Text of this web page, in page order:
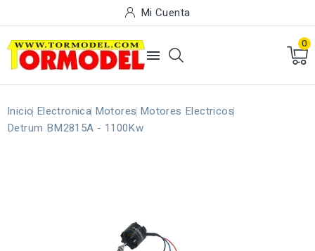
Mi Cuenta

0
Inicio Electronica Motores Motores Electricos
Detrum BM2815A - 1100Kw